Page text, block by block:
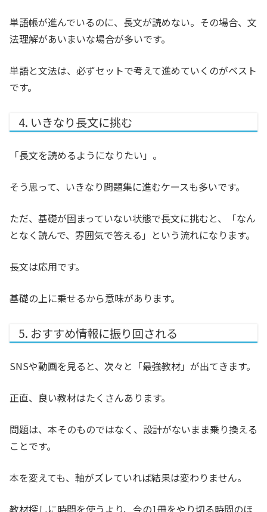
単語帳が進んでいるのに、長文が読めない。その場合、文
法理解があいまいな場合が多いです。
単語と文法は、必ずセットで考えて進めていくのがベスト
です。
4. いきなり長文に挑む
「長文を読めるようになりたい」。
そう思って、いきなり問題集に進むケースも多いです。
ただ、基礎が固まっていない状態で長文に挑むと、「なん
となく読んで、雰囲気で答える」という流れになります。
長文は応用です。
基礎の上に乗せるから意味があります。
5. おすすめ情報に振り回される
SNSや動画を見ると、次々と「最強教材」が出てきます。
正直、良い教材はたくさんあります。
問題は、本そのものではなく、設計がないまま乗り換える
ことです。
本を変えても、軸がズレていれば結果は変わりません。
教材探しに時間を使うより、今の1冊をやり切る時間のほ